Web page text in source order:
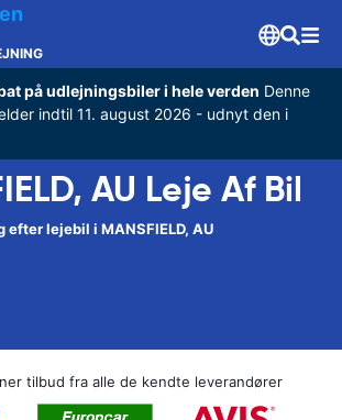
på udlejningsbiler i hele verden Denne
indtil 11. august 2026 - udnyt den i
AU Leje Af Bil
efter lejebil i MANSFIELD, AU
tilbud fra alle de kendte leverandører